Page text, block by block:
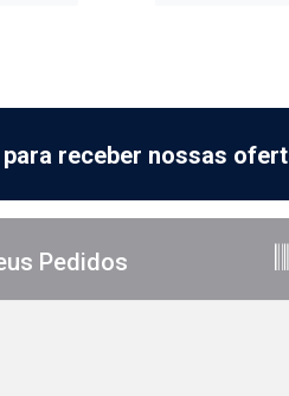
receber nossas
Pedidos